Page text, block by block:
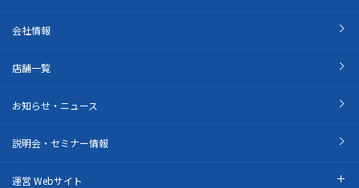
会社情報
店舗一覧
お知らせ・ニュース
説明会・セミナー情報
運営 Webサイト